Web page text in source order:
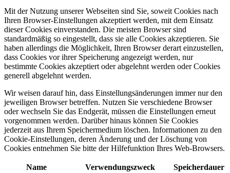
Mit der Nutzung unserer Webseiten sind Sie, soweit Cookies nach
Ihren Browser-Einstellungen akzeptiert werden, mit dem Einsatz
dieser Cookies einverstanden. Die meisten Browser sind
standardmäßig so eingestellt, dass sie alle Cookies akzeptieren. Sie
haben allerdings die Möglichkeit, Ihren Browser derart einzustellen,
dass Cookies vor ihrer Speicherung angezeigt werden, nur
bestimmte Cookies akzeptiert oder abgelehnt werden oder Cookies
generell abgelehnt werden.
Wir weisen darauf hin, dass Einstellungsänderungen immer nur den
jeweiligen Browser betreffen. Nutzen Sie verschiedene Browser
oder wechseln Sie das Endgerät, müssen die Einstellungen erneut
vorgenommen werden. Darüber hinaus können Sie Cookies
jederzeit aus Ihrem Speichermedium löschen. Informationen zu den
Cookie-Einstellungen, deren Änderung und der Löschung von
Cookies entnehmen Sie bitte der Hilfefunktion Ihres Web-Browsers.
Name Verwendungszweck
Speicherdauer